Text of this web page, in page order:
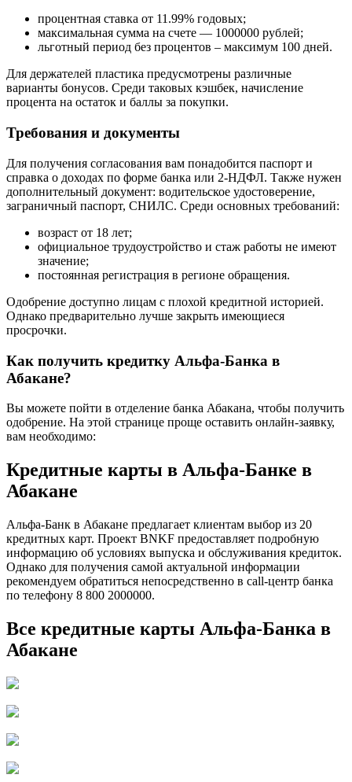
процентная ставка от 11.99% годовых;
максимальная сумма на счете — 1000000 рублей;
льготный период без процентов – максимум 100 дней.
Для держателей пластика предусмотрены различные
варианты бонусов. Среди таковых кэшбек, начисление
процента на остаток и баллы за покупки.
Требования и документы
Для получения согласования вам понадобится паспорт и
справка о доходах по форме банка или 2-НДФЛ. Также нужен
дополнительный документ: водительское удостоверение,
заграничный паспорт, СНИЛС. Среди основных требований:
возраст от 18 лет;
официальное трудоустройство и стаж работы не имеют
значение;
постоянная регистрация в регионе обращения.
Одобрение доступно лицам с плохой кредитной историей.
Однако предварительно лучше закрыть имеющиеся
просрочки.
Как получить кредитку Альфа-Банка в
Абакане?
Вы можете пойти в отделение банка Абакана, чтобы получить
одобрение. На этой странице проще оставить онлайн-заявку,
вам необходимо:
Кредитные карты в Альфа-Банке в
Абакане
Альфа-Банк в Абакане предлагает клиентам выбор из 20
кредитных карт. Проект BNKF предоставляет подробную
информацию об условиях выпуска и обслуживания кредиток.
Однако для получения самой актуальной информации
рекомендуем обратиться непосредственно в call-центр банка
по телефону 8 800 2000000.
Все кредитные карты Альфа-Банка в
Абакане